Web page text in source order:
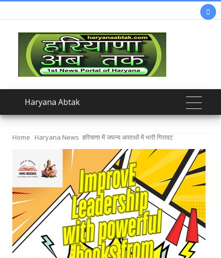

Haryana Abtak
Home Haryana News हरियाणा में जघन्य अपराधों में भारी गिरावट